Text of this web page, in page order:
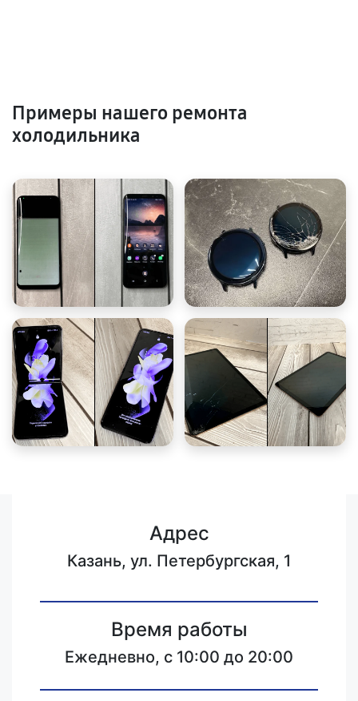
Примеры нашего ремонта
холодильника
Адрес
Казань, ул. Петербургская, 1
Время работы
Ежедневно, с 10:00 до 20:00